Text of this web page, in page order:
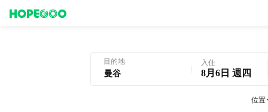
目的地 入住
8月6日 週四
位置